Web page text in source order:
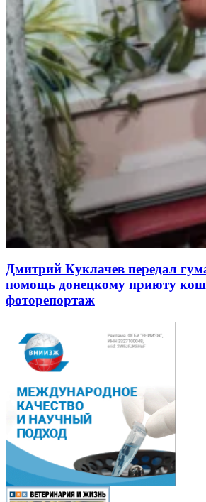
Дмитрий Куклачев передал
помощь донецкому приюту
фоторепортаж